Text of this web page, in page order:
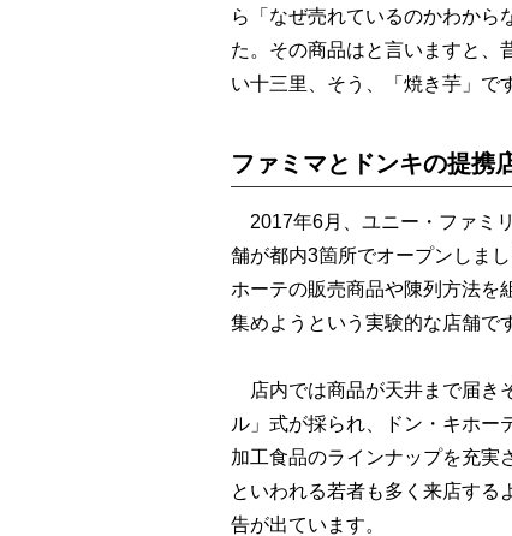
ら「なぜ売れているのかわから
た。その商品はと言いますと、
い十三里、そう、「焼き芋」で
ファミマとドンキの提携
2017年6月、ユニー・ファミ
舗が都内3箇所でオープンしま
ホーテの販売商品や陳列方法を
集めようという実験的な店舗で
店内では商品が天井まで届き
ル」式が採られ、ドン・キホー
加工食品のラインナップを充実
といわれる若者も多く来店する
告が出ています。